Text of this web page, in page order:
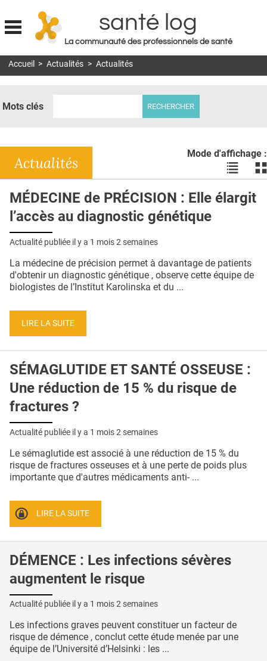
Jump to navigation
santé log
La communauté des professionnels de santé
MON COMPTE
DOSSIERS
RÉSEAUX
E-REVUE SAD
QUI SOMMES-NOUS ?
CONDITIONS GÉNÉRALES
CRÉDITS
Accueil > Actualités > Actualités
Mots clés
Mode d'affichage :
Voir
les
en
les
Actualités
MÉDECINE de PRÉCISION : Elle élargit
l’accès au diagnostic génétique
Actualité publiée il y a 1 mois 2 semaines
La médecine de précision permet à davantage de patients
d'obtenir un diagnostic génétique , observe cette équipe de
biologistes de l’Institut Karolinska et du ...
LIRE LA SUITE
SÉMAGLUTIDE ET SANTÉ OSSEUSE :
Une réduction de 15 % du risque de
fractures ?
Actualité publiée il y a 1 mois 2 semaines
Le sémaglutide est associé à une réduction de 15 % du
risque de fractures osseuses et à une perte de poids plus
importante que d'autres médicaments anti- ...
LIRE LA SUITE
DÉMENCE : Les infections sévères
augmentent le risque
Actualité publiée il y a 1 mois 2 semaines
Les infections graves peuvent constituer un facteur de
risque de démence , conclut cette étude menée par une
équipe de l’Université d’Helsinki : les ...